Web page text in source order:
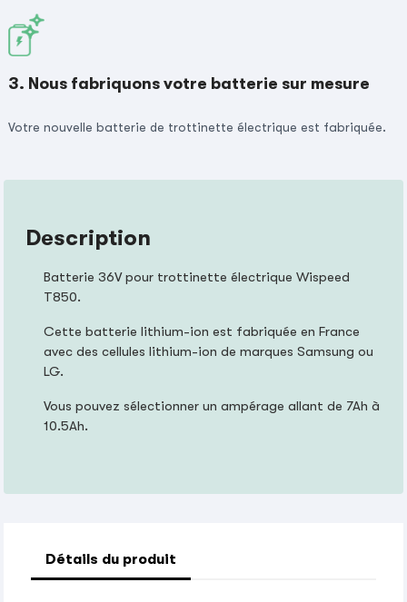
3. Nous fabriquons votre batterie sur mesure
Votre nouvelle batterie de trottinette électrique est fabriquée.
Description
Batterie 36V pour trottinette électrique Wispeed
T850.
Cette batterie lithium-ion est fabriquée en France
avec des cellules lithium-ion de marques Samsung ou
LG.
Vous pouvez sélectionner un ampérage allant de 7Ah à
10.5Ah.
Détails du produit